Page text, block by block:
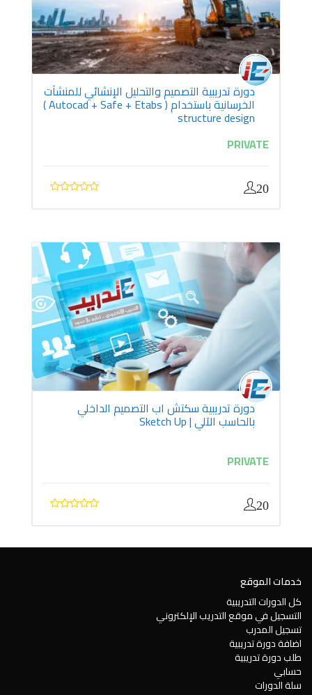
دورة تدريبية التصميم والتحليل الإنشائي للمنشآت
الخرسانية باستخدام ( Autocad + Safe + Etabs )
structure design
PRIVATE
20
دورة تدريبية سكتش اب التصميم الداخلي
بالحاسب الآلي | Sketch Up
PRIVATE
20
خدمات الموقع
كل الدورات التدريبية
التسجيل في موقع التدريب الإلكتروني
تسجيل المدرب
اضافة دورة تدريبية
طلب دورة تدريبية
حسابي
سلة الدورات